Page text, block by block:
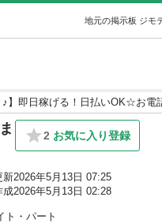
地元の掲示板 ジモ
♪】即日稼げる！日払いOK☆お
2 お気に入り登録
新2026年5月13日 07:25
成2026年5月13日 02:28
ト・パート